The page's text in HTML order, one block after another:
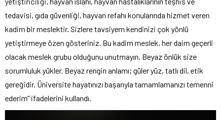
tedavisi, gıda güvenliği, hayvan refahı konularında hizmet veren
kadim bir meslektir. Sizlere tavsiyem kendinizi çok yönlü
yetiştirmeye özen gösteriniz. Bu kadim meslek, her daim geçerli
olacak meslek grubu olduğunu unutmayın. Beyaz önlük size
sorumluluk yükler. Beyaz rengin anlamı; güler yüz, tatlı dil, etik
gereğidir. Üniversite hayatınızı başarıyla tamamlamanızı temenni
ederim” ifadelerini kullandı.